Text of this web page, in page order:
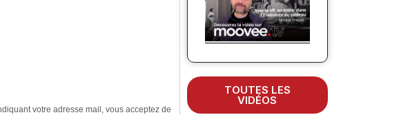
votre adresse mail, vous acceptez de
TOUTES LES
VIDÉOS